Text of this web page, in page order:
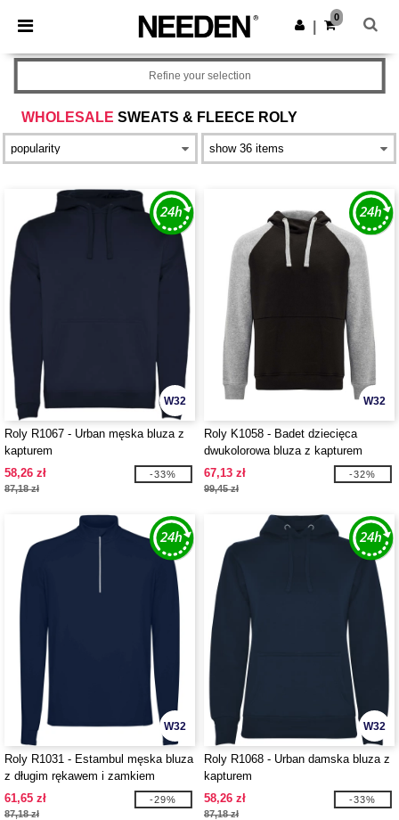
× Aplikacja Needen
Lepsze ceny w aplikacji!
Pobierz app
0
WHOLESALE SWEATS & FLEECE ROLY
Refine your selection
W32
Roly R1067 - Urban męska bluza z
kapturem
58,26 zł
87,18 zł
-33%
W32
Roly K1058 - Badet dziecięca
dwukolorowa bluza z kapturem
67,13 zł
99,45 zł
-32%
W32
Roly R1031 - Estambul męska bluza
z długim rękawem i zamkiem
błyskawicznym na połowie długości
61,65 zł
87,18 zł
-29%
W32
Roly R1068 - Urban damska bluza z
kapturem
58,26 zł
87,18 zł
-33%